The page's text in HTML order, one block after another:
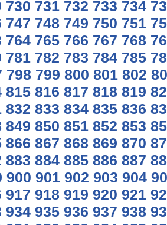
730 731 732 733 734
747 748 749 750 751
764 765 766 767 768
781 782 783 784 785
798 799 800 801 802
815 816 817 818 819
832 833 834 835 836
849 850 851 852 853
866 867 868 869 870
883 884 885 886 887
900 901 902 903 904
917 918 919 920 921
934 935 936 937 938